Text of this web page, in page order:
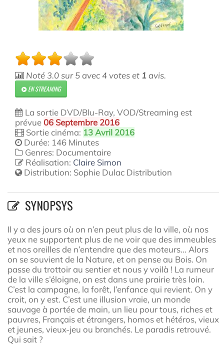
Noté 3.0sur5 avec4votes et 1 avis.
EN STREAMING
La sortie DVD/Blu-Ray, VOD/Streaming est
prévue06 Septembre 2016
Sortie cinéma: 13 Avril 2016
Durée: 146 Minutes
Genres: Documentaire
Réalisation: Claire Simon
Distribution: Sophie Dulac Distribution
SYNOPSYS
Il y a des jours où on n’en peut plus de la ville, où nos
yeux ne supportent plus de ne voir que des immeubles
et nos oreilles de n’entendre que des moteurs... Alors
on se souvient de la Nature, et on pense au Bois. On
passe du trottoir au sentier et nous y voilà ! La rumeur
de la ville s’éloigne, on est dans une prairie très loin.
C’est la campagne, la forêt, l’enfance qui revient. On y
croit, on y est. C’est une illusion vraie, un monde
sauvage à portée de main, un lieu pour tous, riches et
pauvres, Français et étrangers, homos et hétéros, vieux
et jeunes, vieux-jeu ou branchés. Le paradis retrouvé.
Qui sait ?